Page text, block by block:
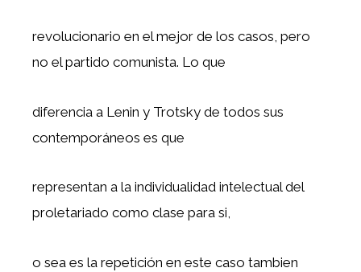
revolucionario en el mejor de los casos, pero
no el partido comunista. Lo que
diferencia a Lenin y Trotsky de todos sus
contemporáneos es que
representan a la individualidad intelectual del
proletariado como clase para si,
o sea es la repetición en este caso tambien